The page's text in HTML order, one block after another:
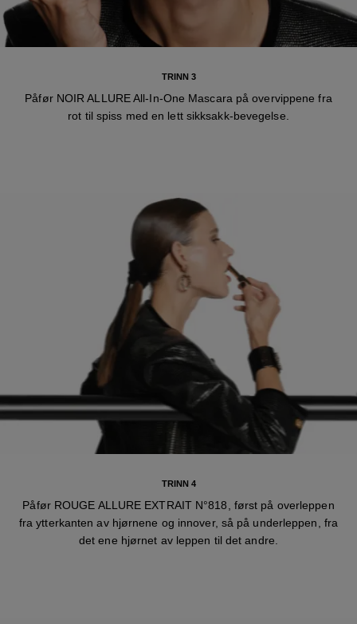
TRINN 3
Påfør NOIR ALLURE All-In-One Mascara på overvippene fra
rot til spiss med en lett sikksakk-bevegelse.
TRINN 4
Påfør ROUGE ALLURE EXTRAIT N°818, først på overleppen
fra ytterkanten av hjørnene og innover, så på underleppen, fra
det ene hjørnet av leppen til det andre.